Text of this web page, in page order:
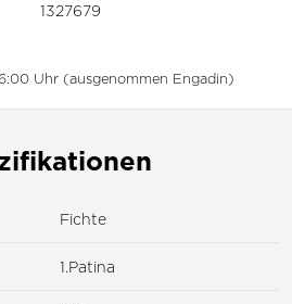
Uhr (ausgenommen Engadin)
1327679
Fichte
1.Patina